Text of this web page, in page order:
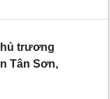
trương
Tân Sơn,